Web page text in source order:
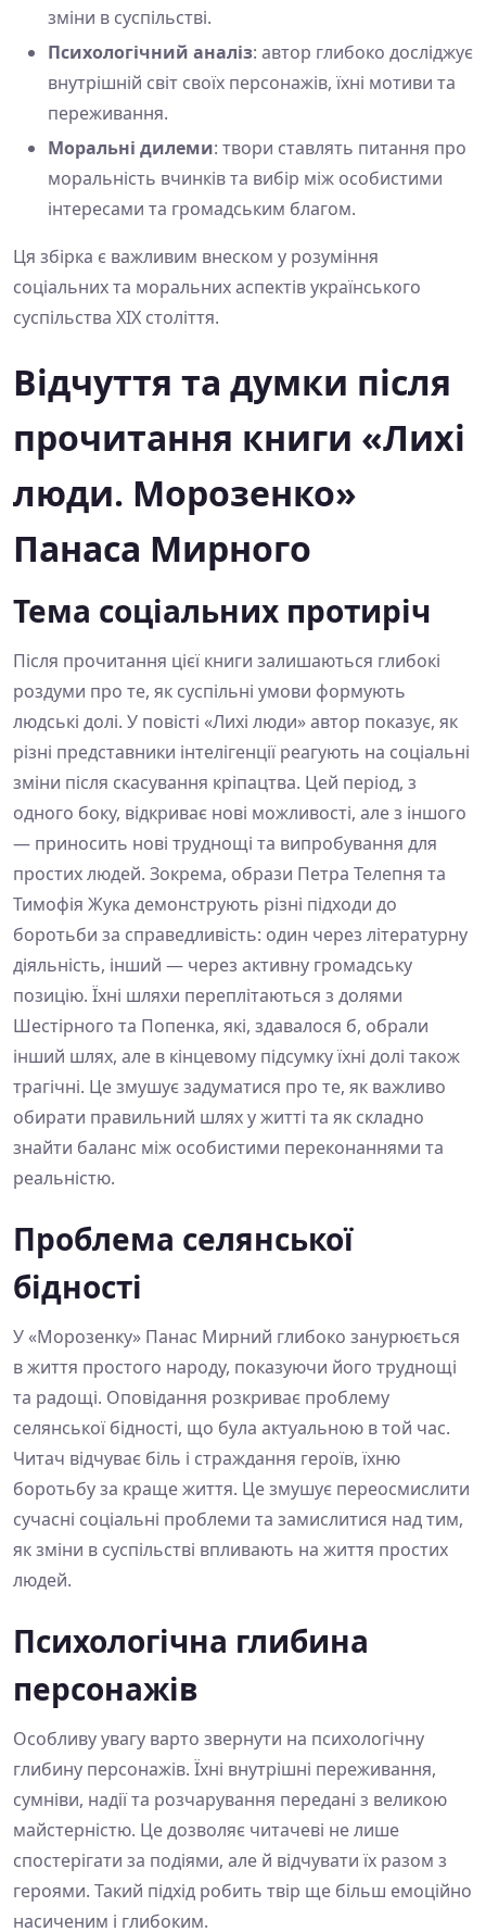
зміни в суспільстві.
Психологічний аналіз: автор глибоко досліджує
внутрішній світ своїх персонажів, їхні мотиви та
переживання.
Моральні дилеми: твори ставлять питання про
моральність вчинків та вибір між особистими
інтересами та громадським благом.
Ця збірка є важливим внеском у розуміння
соціальних та моральних аспектів українського
суспільства XIX століття.
Відчуття та думки після
прочитання книги «Лихі
люди. Морозенко»
Панаса Мирного
Тема соціальних протиріч
Після прочитання цієї книги залишаються глибокі
роздуми про те, як суспільні умови формують
людські долі. У повісті «Лихі люди» автор показує, як
різні представники інтелігенції реагують на соціальні
зміни після скасування кріпацтва. Цей період, з
одного боку, відкриває нові можливості, але з іншого
— приносить нові труднощі та випробування для
простих людей. Зокрема, образи Петра Телепня та
Тимофія Жука демонструють різні підходи до
боротьби за справедливість: один через літературну
діяльність, інший — через активну громадську
позицію. Їхні шляхи переплітаються з долями
Шестірного та Попенка, які, здавалося б, обрали
інший шлях, але в кінцевому підсумку їхні долі також
трагічні. Це змушує задуматися про те, як важливо
обирати правильний шлях у житті та як складно
знайти баланс між особистими переконаннями та
реальністю.
Проблема селянської
бідності
У «Морозенку» Панас Мирний глибоко занурюється
в життя простого народу, показуючи його труднощі
та радощі. Оповідання розкриває проблему
селянської бідності, що була актуальною в той час.
Читач відчуває біль і страждання героїв, їхню
боротьбу за краще життя. Це змушує переосмислити
сучасні соціальні проблеми та замислитися над тим,
як зміни в суспільстві впливають на життя простих
людей.
Психологічна глибина
персонажів
Особливу увагу варто звернути на психологічну
глибину персонажів. Їхні внутрішні переживання,
сумніви, надії та розчарування передані з великою
майстерністю. Це дозволяє читачеві не лише
спостерігати за подіями, але й відчувати їх разом з
героями. Такий підхід робить твір ще більш емоційно
насиченим і глибоким.